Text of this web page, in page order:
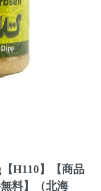
H110】【商品
料】（北海